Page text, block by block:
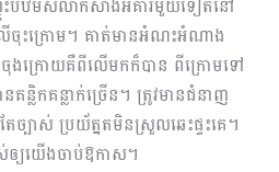
ះបឋមសីលាកសាងអគារមួយទៀតនៅ
លើចុះក្រោម។ គាត់មានអំណះអំណាង
ងក្រោយគឺពីលើមកក៏បាន ពីក្រោមទៅ
គន្លិកគន្លាក់ច្រើន។ ត្រូវមានជំនាញ
ច្បាស់​ ប្រយ័ត្នតមិនស្រួលឆេះផ្ទះគេ។
ឲ្យយើងចាប់ឱកាស។